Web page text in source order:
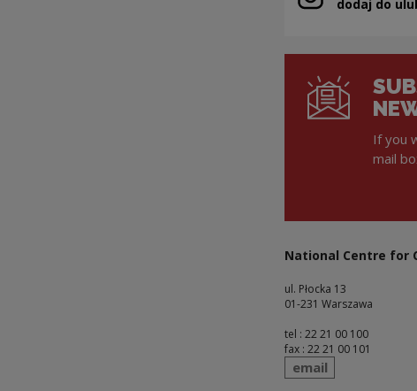
dodaj do
If you
mail
National Centre for
ul. Płocka 13
01-231 Warszawa
tel : 22 21 00 100
fax : 22 21 00 101
send
email